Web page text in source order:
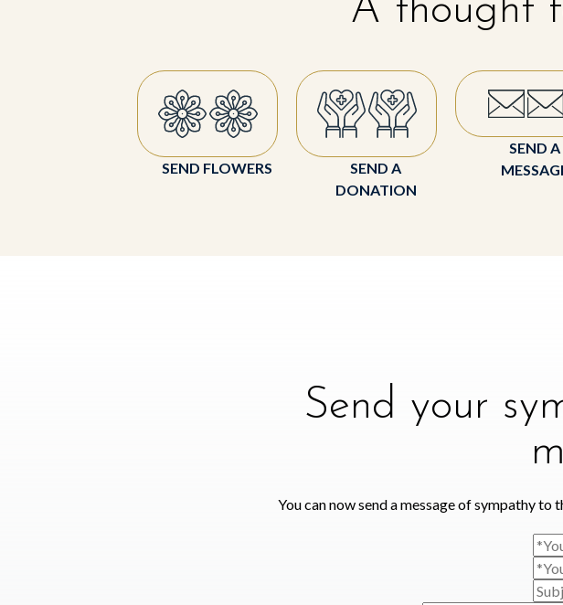
A thought
SEND FLOWERS
SEND A
DONATION
SEND A
Send your
You can now send a message of sympathy